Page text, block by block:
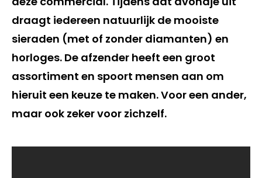
draagt iedereen natuurlijk de mooiste
sieraden (met of zonder diamanten) en
horloges. De afzender heeft een groot
assortiment en spoort mensen aan om
hieruit een keuze te maken. Voor een ander,
maar ook zeker voor zichzelf.